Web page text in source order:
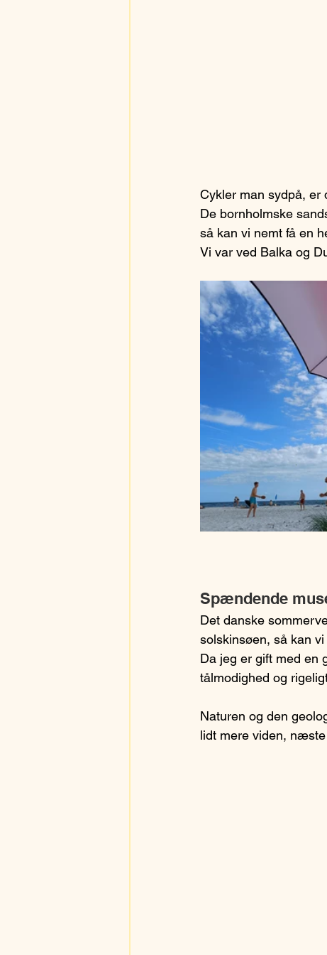
Cykler man sydpå, er
De bornholmske
så kan vi nemt få en
Vi var ved Balka og
Spændende
Det danske
solskinsøen, så kan
Da jeg er gift med en
tålmodighed og
Naturen og den
lidt mere viden,